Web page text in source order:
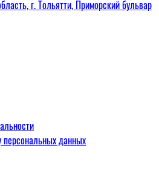
г. Тольятти, Приморский бульвар
персональных данных